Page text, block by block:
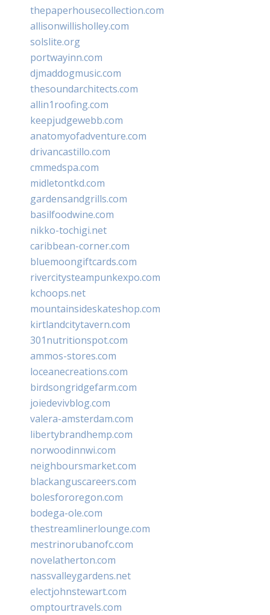
thepaperhousecollection.com
allisonwillisholley.com
solslite.org
portwayinn.com
djmaddogmusic.com
thesoundarchitects.com
allin1roofing.com
keepjudgewebb.com
anatomyofadventure.com
drivancastillo.com
cmmedspa.com
midletontkd.com
gardensandgrills.com
basilfoodwine.com
nikko-tochigi.net
caribbean-corner.com
bluemoongiftcards.com
rivercitysteampunkexpo.com
kchoops.net
mountainsideskateshop.com
kirtlandcitytavern.com
301nutritionspot.com
ammos-stores.com
loceanecreations.com
birdsongridgefarm.com
joiedevivblog.com
valera-amsterdam.com
libertybrandhemp.com
norwoodinnwi.com
neighboursmarket.com
blackanguscareers.com
bolesfororegon.com
bodega-ole.com
thestreamlinerlounge.com
mestrinorubanofc.com
novelatherton.com
nassvalleygardens.net
electjohnstewart.com
omptourtravels.com